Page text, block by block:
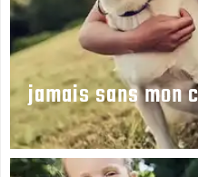
jamais sans mon